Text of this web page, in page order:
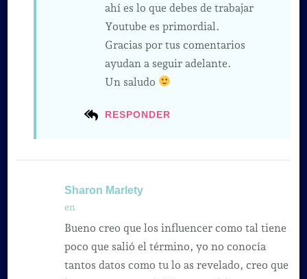
RESPONDER
ahí es lo que debes de trabajar
Youtube es primordial.
Gracias por tus comentarios
ayudan a seguir adelante.
Un saludo
Sharon Marlety
en
Bueno creo que los influencer como tal tiene
poco que salió el término, yo no conocía
tantos datos como tu lo as revelado, creo que